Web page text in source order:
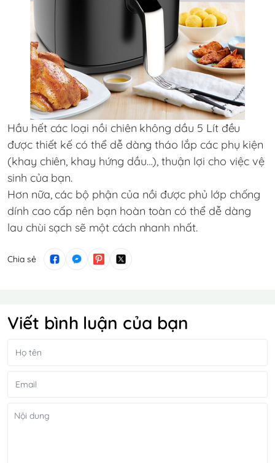
Hầu hết các loại nồi chiên không dầu 5 Lít đều
được thiết kế có thể dễ dàng tháo lắp các phụ kiện
(khay chiên, khay hứng dầu…), thuận lợi cho việc vệ
sinh của bạn.
Hơn nữa, các bộ phận của nồi được phủ lớp chống
dính cao cấp nên bạn hoàn toàn có thể dễ dàng
lau chùi sạch sẽ một cách nhanh nhất.
Chia sẻ
Viết bình luận của bạn